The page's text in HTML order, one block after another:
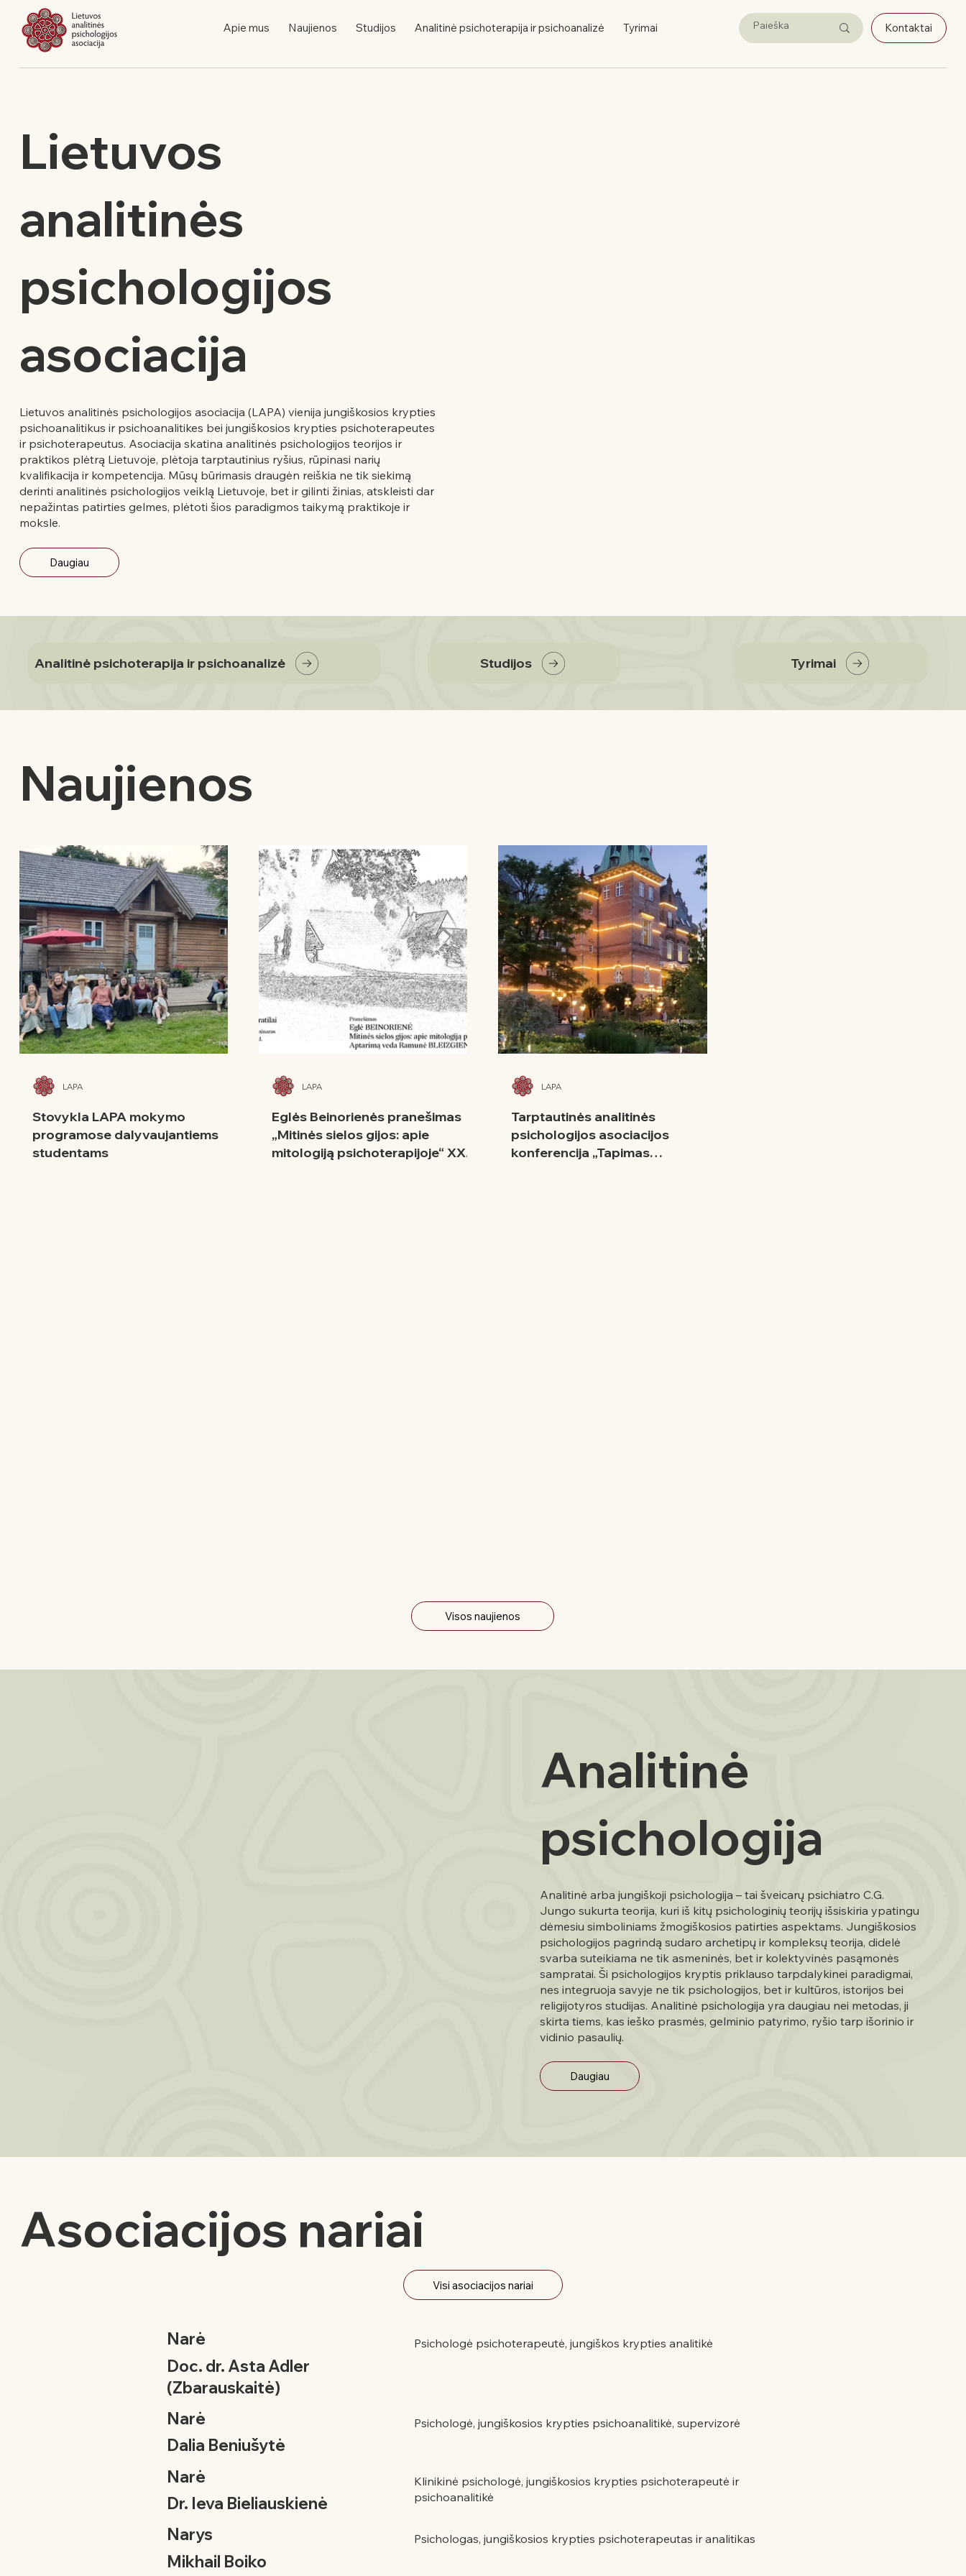
Apie mus Naujienos Studijos Analitinė psichoterapija ir psichoanalizė Tyrimai Kontaktai
Lietuvos
analitinės
psichologijos
asociacija
Lietuvos analitinės psichologijos asociacija (LAPA) vienija jungiškosios krypties
psichoanalitikus ir psichoanalitikes bei jungiškosios krypties psichoterapeutes
ir psichoterapeutus. Asociacija skatina analitinės psichologijos teorijos ir
praktikos plėtrą Lietuvoje, plėtoja tarptautinius ryšius, rūpinasi narių
kvalifikacija ir kompetencija. Mūsų būrimasis draugėn reiškia ne tik siekimą
derinti analitinės psichologijos veiklą Lietuvoje, bet ir gilinti žinias, atskleisti dar
nepažintas patirties gelmes, plėtoti šios paradigmos taikymą praktikoje ir
moksle.
Daugiau
Analitinė psichoterapija ir psichoanalizė Studijos Tyrimai
Naujienos
Stovykla LAPA mokymo
programose dalyvaujantiems
studentams
LAPA
Eglės Beinorienės pranešimas
„Mitinės sielos gijos: apie
mitologiją psichoterapijoje“ XXV
LAPA
Tarptautinės analitinės
psichologijos asociacijos
konferencija „Tapimas
LAPA
Visos naujienos
Analitinė
psichologija
Analitinė arba jungiškoji psichologija – tai šveicarų psichiatro C.G.
Jungo sukurta teorija, kuri iš kitų psichologinių teorijų išsiskiria ypatingu
dėmesiu simboliniams žmogiškosios patirties aspektams. Jungiškosios
psichologijos pagrindą sudaro archetipų ir kompleksų teorija, didelė
svarba suteikiama ne tik asmeninės, bet ir kolektyvinės pasąmonės
sampratai. Ši psichologijos kryptis priklauso tarpdalykinei paradigmai,
nes integruoja savyje ne tik psichologijos, bet ir kultūros, istorijos bei
religijotyros studijas. Analitinė psichologija yra daugiau nei metodas, ji
skirta tiems, kas ieško prasmės, gelminio patyrimo, ryšio tarp išorinio ir
vidinio pasaulių.
Daugiau
Asociacijos nariai
Narė
Doc. dr. Asta Adler
(Zbarauskaitė)
Psichologė psichoterapeutė, jungiškos krypties analitikė
Narė
Dalia Beniušytė
Psichologė, jungiškosios krypties psichoanalitikė, supervizorė
Narė
Dr. Ieva Bieliauskienė
Klinikinė psichologė, jungiškosios krypties psichoterapeutė ir
psichoanalitikė
Narys
Mikhail Boiko
Psichologas, jungiškosios krypties psichoterapeutas ir analitikas
Visi asociacijos nariai